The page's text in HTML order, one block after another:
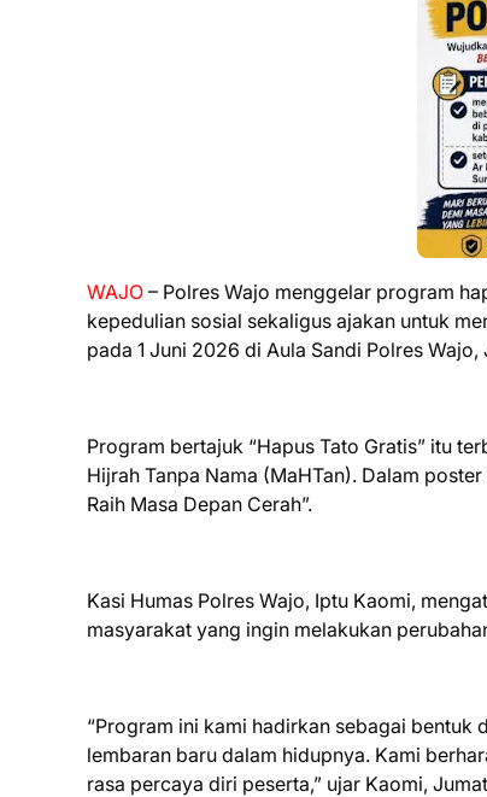
WAJO – Polres Wajo menggelar program
kepedulian sosial sekaligus ajakan untuk
pada 1 Juni 2026 di Aula Sandi Polres
Program bertajuk “Hapus Tato Gratis” itu
Hijrah Tanpa Nama (MaHTan). Dalam
Raih Masa Depan Cerah”.
Kasi Humas Polres Wajo, Iptu Kaomi,
masyarakat yang ingin melakukan
“Program ini kami hadirkan sebagai bentuk
lembaran baru dalam hidupnya. Kami
rasa percaya diri peserta,” ujar Kaomi,